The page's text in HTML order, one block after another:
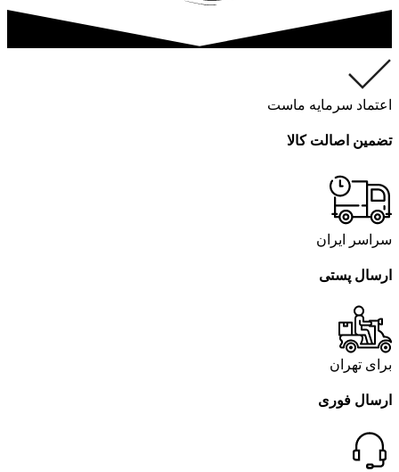
اعتماد سرمایه ماست
تضمین اصالت کالا
سراسر ایران
ارسال پستی
برای تهران
ارسال فوری